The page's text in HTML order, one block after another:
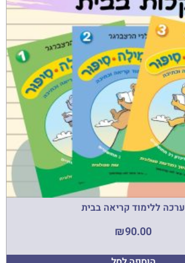
ערכה ללימוד קריאה בבית
₪90.00